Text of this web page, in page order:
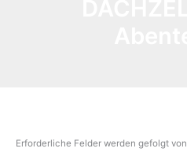
Erforderliche Felder werden gefolgt von